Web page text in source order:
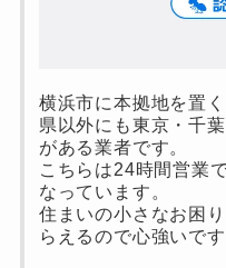
横浜市に本拠地を置
県以外にも東京・千
がある業者です。
こちらは24時間営業
なっています。
住まいの小さなお困
らえるので心強いです